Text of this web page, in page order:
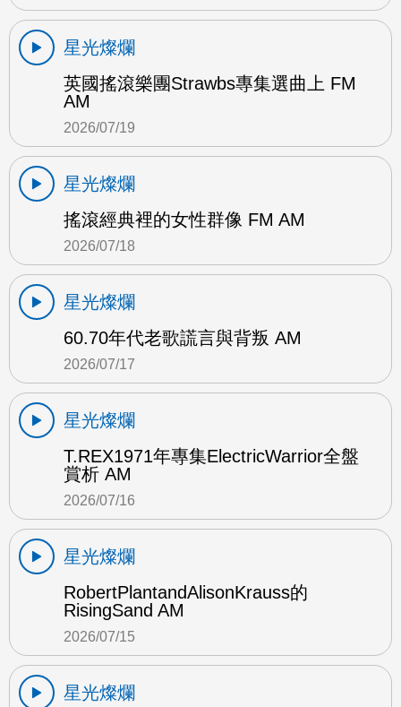
星光燦爛
英國搖滾樂團Strawbs專集選曲上 FM
AM
2026/07/19
星光燦爛
搖滾經典裡的女性群像 FM AM
2026/07/18
星光燦爛
60.70年代老歌謊言與背叛 AM
2026/07/17
星光燦爛
T.REX1971年專集ElectricWarrior全盤
賞析 AM
2026/07/16
星光燦爛
RobertPlantandAlisonKrauss的
RisingSand AM
2026/07/15
星光燦爛